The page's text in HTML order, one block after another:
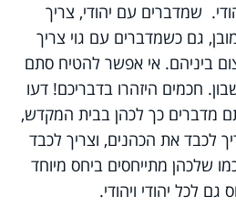
שמדברים עם יהודי, צריך
גם כשמדברים עם גוי צריך
ביניהם. אי אפשר להטיח סתם
חכמים היזהרו בדבריכם! דעו
מדברים כך לכהן בבית המקדש,
לכבד את הכהנים, וצריך לכבד
שלכהן מתייחסים ביחס מיוחד
לכל יהודי ויהודי.